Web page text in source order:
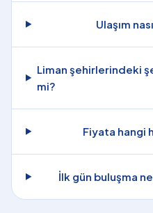
Ulaşım
Liman şehirlerindeki
mi?
Fiyata hangi
İlk gün buluşma